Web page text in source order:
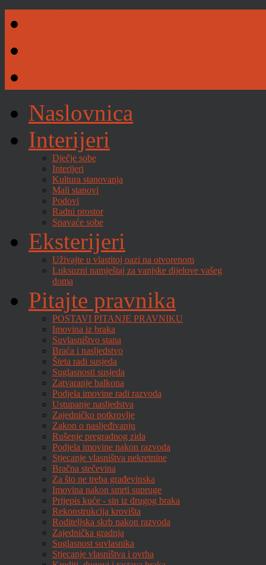
Naslovnica
Interijeri
Dječje sobe
Interijeri
Kultura stanovanja
Mali stanovi
Podovi
Radni prostor
Spavaće sobe
Eksterijeri
Uživajte u vlastitoj oazi na otvorenom
Luksuzni namještaj za vanjske dijelove vašeg
doma
Pitajte pravnika
POSTAVI PITANJE PRAVNIKU
Imovina iz braka
Suvlasništvo stana
Braća i nasljedstvo
Šteta radi susjeda
Suglasnosti susjeda
Zatvaranje balkona
Podjela imovine radi razvoda
Ustupanje nasljedstva
Zajedničko potkrovlje
Zakon o nasljeđivanju
Rušenje pregradnog zida
Podjela imovine nakon razvoda
Stjecanje vlasništva nekretnine
Bračna stečevina
Za što ne treba građevinska
Imovina nakon smrti supruge
Prijepis kuće - sin iz drugog braka
Rekonstrukcija krovišta
Roditeljska skrb nakon razvoda
Zajednička gradnja
Suglasnost suvlasnika
Stjecanje vlasništva i ovrha